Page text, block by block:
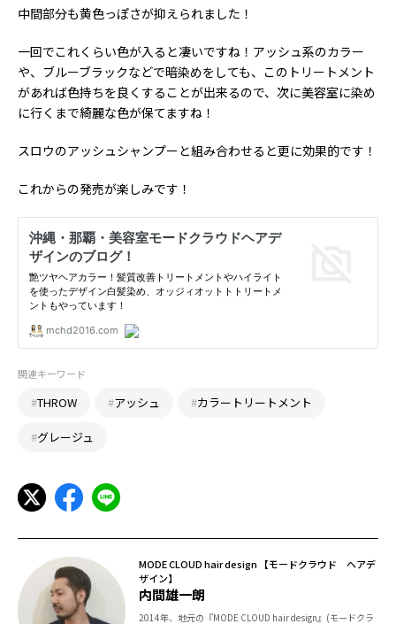
中間部分も黄色っぽさが抑えられました！
一回でこれくらい色が入ると凄いですね！アッシュ系のカラー
や、ブルーブラックなどで暗染めをしても、このトリートメント
があれば色持ちを良くすることが出来るので、次に美容室に染め
に行くまで綺麗な色が保てますね！
スロウのアッシュシャンプーと組み合わせると更に効果的です！
これからの発売が楽しみです！
関連キーワード
#THROW #アッシュ #カラートリートメント
#グレージュ
MODE CLOUD hair design 【モードクラウド ヘアデ
ザイン】
内間雄一朗
2014年、地元の『MODE CLOUD hair design』(モードクラ